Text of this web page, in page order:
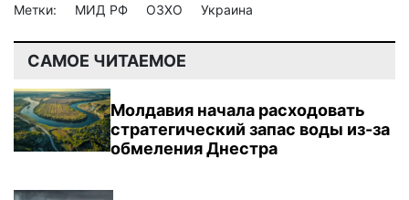
Метки: МИД РФ ОЗХО Украина
САМОЕ ЧИТАЕМОЕ
Молдавия начала расходовать
стратегический запас воды из-за
обмеления Днестра